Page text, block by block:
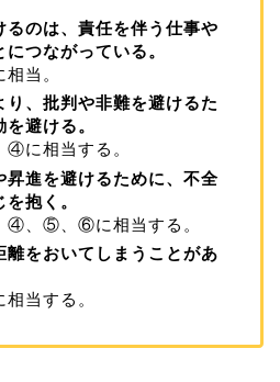
るのは、責任を伴う仕事や
つながっている。
当。
り、批判や非難を避けるた
避ける。
に相当する。
昇進を避けるために、不全
抱く。
④、⑤、⑥に相当する。
離をおいてしまうことがあ
当する。